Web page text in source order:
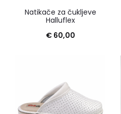
Natikače za čukljeve
Halluflex
€60,00